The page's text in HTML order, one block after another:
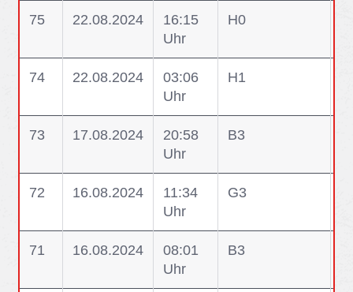
75 22.08.2024
16:15
Uhr
H0
74 22.08.2024
03:06
Uhr
H1
73 17.08.2024
20:58
Uhr
B3
72 16.08.2024
11:34
Uhr
G3
71 16.08.2024
08:01
Uhr
B3